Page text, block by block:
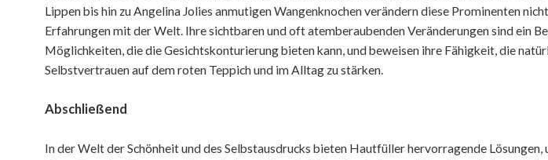
Lippen bis hin zu Angelina Jolies anmutigen Wangenknochen verändern diese Prominenten
Erfahrungen mit der Welt. Ihre sichtbaren und oft atemberaubenden Veränderungen sind ein
Möglichkeiten, die die Gesichtskonturierung bieten kann, und beweisen ihre Fähigkeit, die
Selbstvertrauen auf dem roten Teppich und im Alltag zu stärken.
Abschließend
In der Welt der Schönheit und des Selbstausdrucks bieten Hautfüller hervorragende Lösungen,